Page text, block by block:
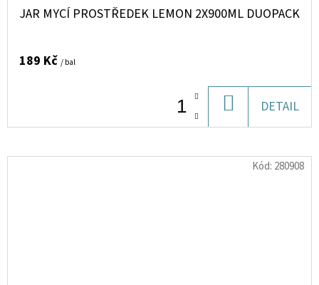
JAR MYCÍ PROSTŘEDEK LEMON 2X900ML DUOPACK
189 Kč / bal
KOŠÍKU
DETAIL
Kód: 280908